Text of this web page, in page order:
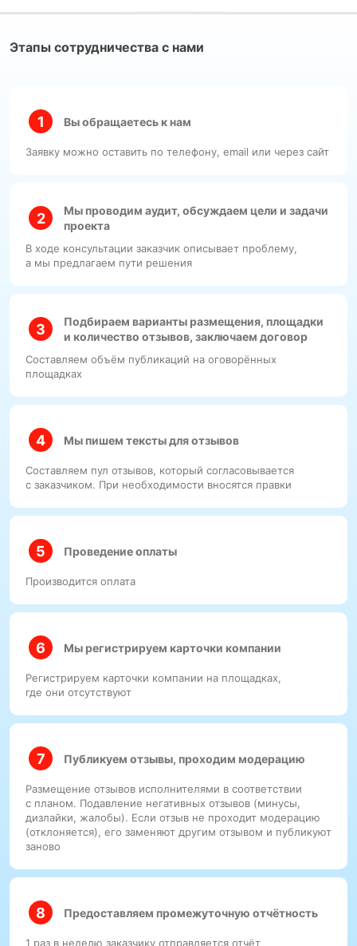
Этапы сотрудничества с нами
Вы обращаетесь к нам
Заявку можно оставить по телефону, email или через сайт
Мы проводим аудит, обсуждаем цели и задачи
проекта
В ходе консультации заказчик описывает проблему,
а мы предлагаем пути решения
Подбираем варианты размещения, площадки
и количество отзывов, заключаем договор
Составляем объём публикаций на оговорённых
площадках
Мы пишем тексты для отзывов
Составляем пул отзывов, который согласовывается
с заказчиком. При необходимости вносятся правки
Проведение оплаты
Производится оплата
Мы регистрируем карточки компании
Регистрируем карточки компании на площадках,
где они отсутствуют
Публикуем отзывы, проходим модерацию
Размещение отзывов исполнителями в соответствии
с планом. Подавление негативных отзывов (минусы,
дизлайки, жалобы). Если отзыв не проходит модерацию
(отклоняется), его заменяют другим отзывом и публикуют
заново
Предоставляем промежуточную отчётность
1 раз в неделю заказчику отправляется отчёт